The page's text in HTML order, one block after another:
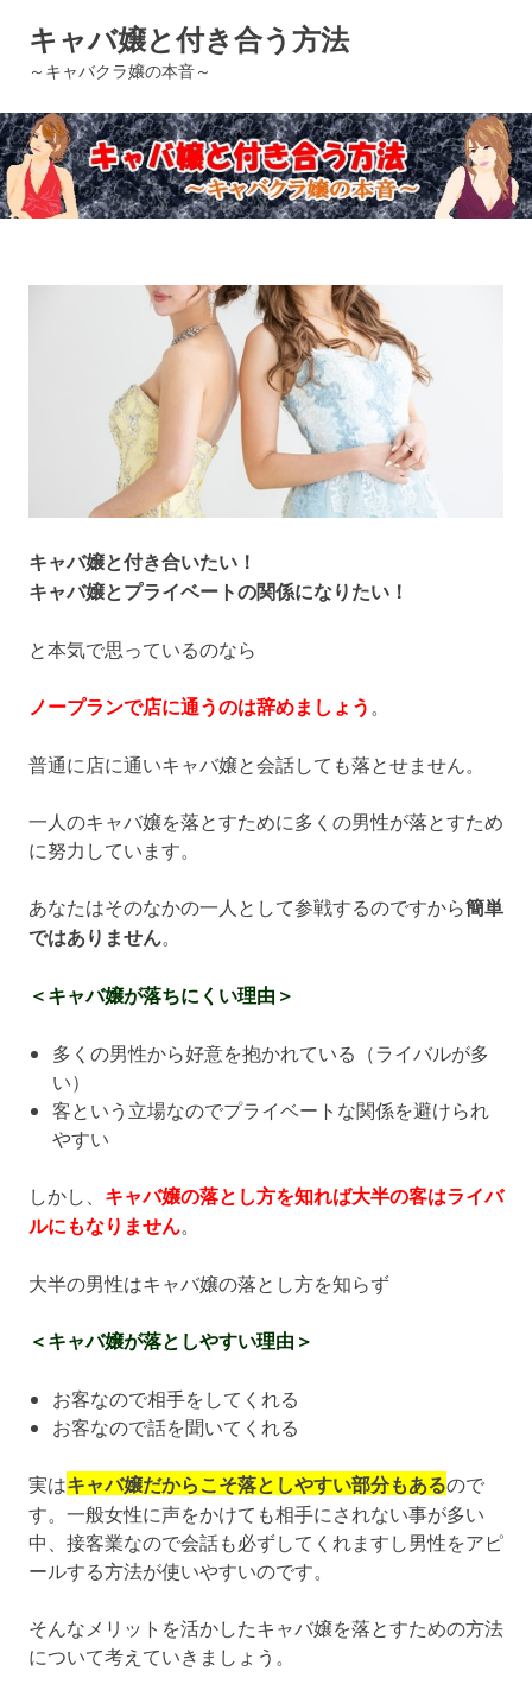
ツ
へ
ス
キ
キャバ嬢と付き合う方法
～キャバクラ嬢の本音～
トップページ
キャバ嬢と付き合いたい！
キャバ嬢とプライベートの関係になりたい！
と本気で思っているのなら
ノープランで店に通うのは辞めましょう
普通に店に通いキャバ嬢と会話しても落とせません。
一人のキャバ嬢を落とすために多くの男性が落とすため
に努力しています。
あなたはそのなかの一人として参戦するのですから簡単
ではありません
＜キャバ嬢が落ちにくい理由＞
多くの男性から好意を抱かれている（ライバルが多
い）
客という立場なのでプライベートな関係を避けられ
やすい
しかし、 キャバ嬢の落とし方を知れば大半の客はライバ
ルにもなりません
大半の男性はキャバ嬢の落とし方を知らず
＜キャバ嬢が落としやすい理由＞
お客なので相手をしてくれる
お客なので話を聞いてくれる
実はキャバ嬢だからこそ落としやすい部分もあるので
す。一般女性に声をかけても相手にされない事が多い
中、接客業なので会話も必ずしてくれますし男性をアピ
ールする方法が使いやすいのです。
そんなメリットを活かしたキャバ嬢を落とすための方法
について考えていきましょう。